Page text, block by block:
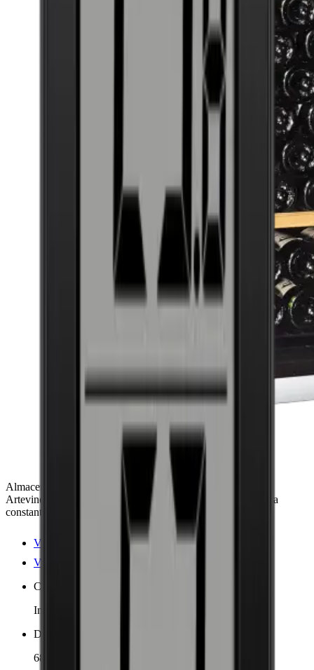
Almacena y madura hasta 98 botellas en el enfriador de vino
Artevino Oxygen, con protección UV y rango de temperatura
constante. Silencioso, eficiente y seguro.
Ver detalles del producto
Ver especificaciones
Colocación
Independiente
Dimensiones (AnxAlxP cm)
68 x 96 x 69 cm